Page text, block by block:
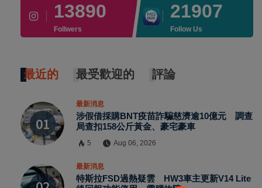
13890
Follwers
21907
Follow Us
最近的 最受歡迎的 評論
最新消息
涉假借採購BNT疫苗詐騙慈濟逾10億元 調查
局查扣158公斤黃金、豪宅豪車
5 Aug 06, 2026
最新消息
特斯拉FSD過熱疑雲 HW3車主更新V14 Lite